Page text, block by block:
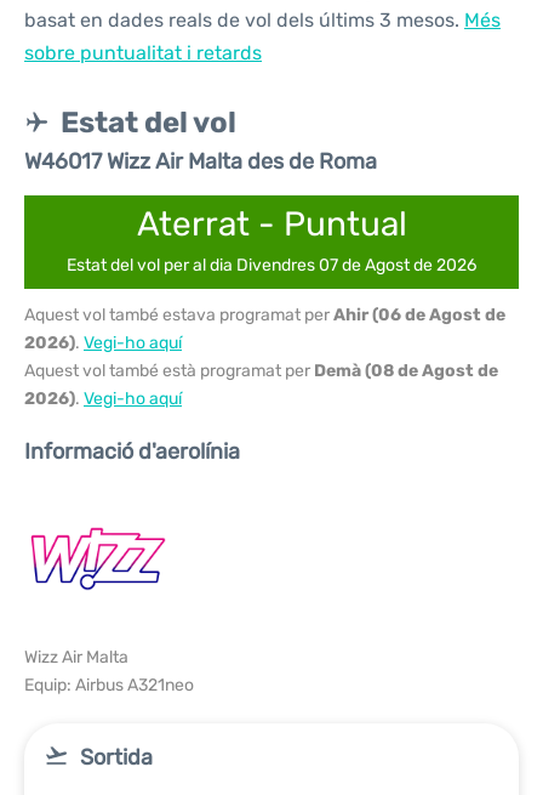
basat en dades reals de vol dels últims 3 mesos. Més
sobre puntualitat i retards
Estat del vol
W46017 Wizz Air Malta des de Roma
Aterrat - Puntual
Estat del vol per al dia Divendres 07 de Agost de 2026
Aquest vol també estava programat perAhir (06 de Agost de
2026). Vegi-ho aquí
Aquest vol també està programat per Demà (08 de Agost de
2026). Vegi-ho aquí
Informació d'aerolínia
Wizz Air Malta
Equip: Airbus A321neo
Sortida